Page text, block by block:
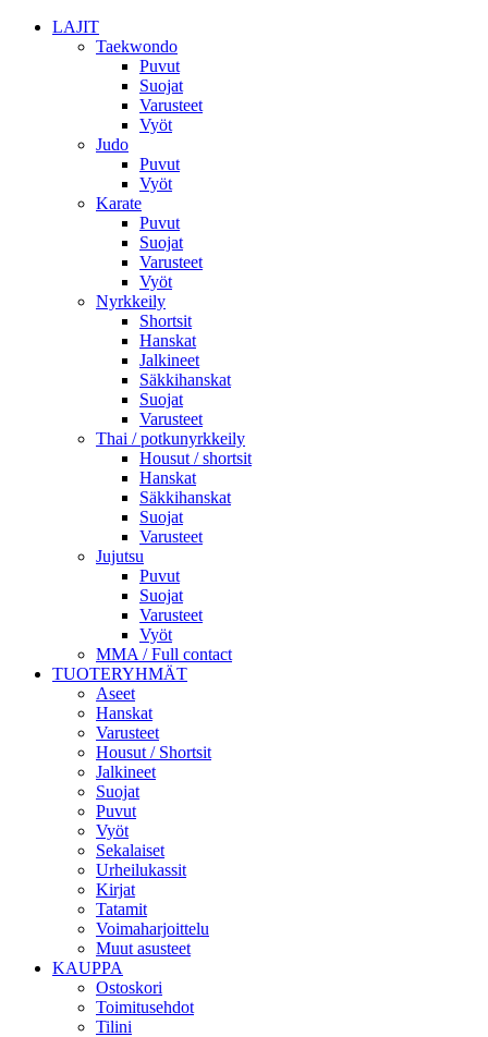
LAJIT
Taekwondo
Puvut
Suojat
Varusteet
Vyöt
Judo
Puvut
Vyöt
Karate
Puvut
Suojat
Varusteet
Vyöt
Nyrkkeily
Shortsit
Hanskat
Jalkineet
Säkkihanskat
Suojat
Varusteet
Thai / potkunyrkkeily
Housut / shortsit
Hanskat
Säkkihanskat
Suojat
Varusteet
Jujutsu
Puvut
Suojat
Varusteet
Vyöt
MMA / Full contact
TUOTERYHMÄT
Aseet
Hanskat
Varusteet
Housut / Shortsit
Jalkineet
Suojat
Puvut
Vyöt
Sekalaiset
Urheilukassit
Kirjat
Tatamit
Voimaharjoittelu
Muut asusteet
KAUPPA
Ostoskori
Toimitusehdot
Tilini